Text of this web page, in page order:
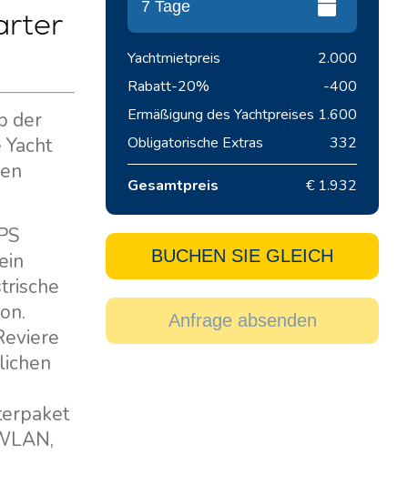
der
Yachtmietpreis
2.000
Rabatt-20%
-400
Ermäßigung des Yachtpreises 1.600
Obligatorische Extras
332
Gesamtpreis € 1.932
BUCHEN SIE GLEICH
Anfrage absenden